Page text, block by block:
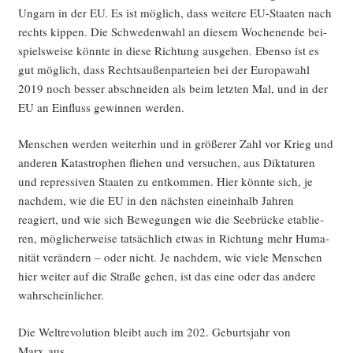
Ungarn in der EU. Es ist mög­lich, dass wei­te­re EU-Staa­ten nach
rechts kip­pen. Die Schwe­den­wahl an die­sem Wochen­en­de bei­
spiels­wei­se könn­te in die­se Rich­tung aus­ge­hen. Eben­so ist es
gut mög­lich, dass Rechts­au­ßen­par­tei­en bei der Euro­pa­wahl
2019 noch bes­ser abschnei­den als beim letz­ten Mal, und in der
EU an Ein­fluss gewin­nen werden.
Men­schen wer­den wei­ter­hin und in grö­ße­rer Zahl vor Krieg und
ande­ren Kata­stro­phen flie­hen und ver­su­chen, aus Dik­ta­tu­ren
und repres­si­ven Staa­ten zu ent­kom­men. Hier könn­te sich, je
nach­dem, wie die EU in den nächs­ten ein­ein­halb Jah­ren
reagiert, und wie sich Bewe­gun­gen wie die See­brü­cke eta­blie­
ren, mög­li­cher­wei­se tat­säch­lich etwas in Rich­tung mehr Huma­
ni­tät ver­än­dern – oder nicht. Je nach­dem, wie vie­le Men­schen
hier wei­ter auf die Stra­ße gehen, ist das eine oder das ande­re
wahrscheinlicher.
Die Welt­re­vo­lu­ti­on bleibt auch im 202. Geburts­jahr von